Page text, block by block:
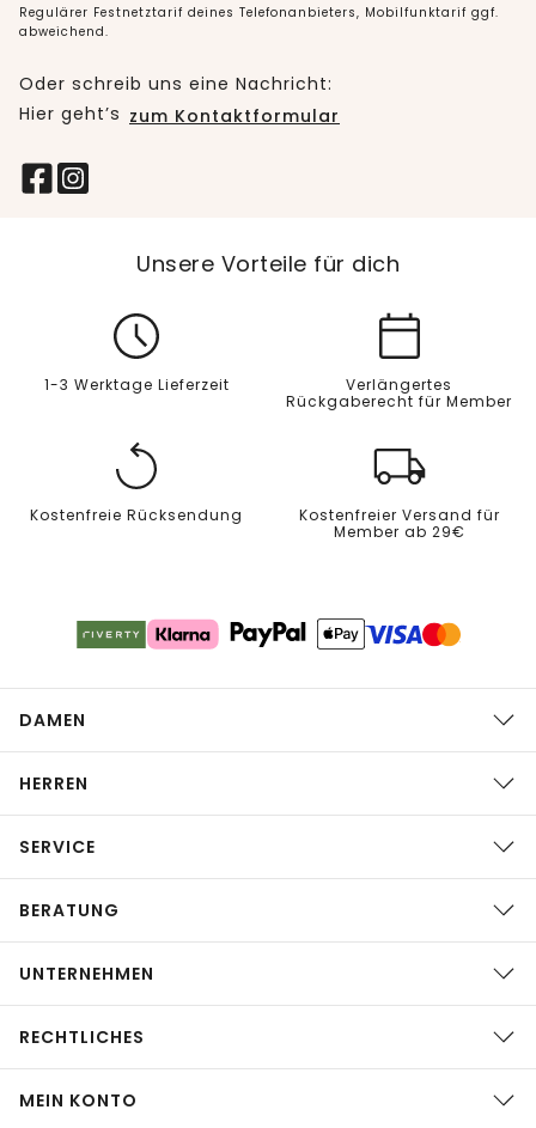
Regulärer Festnetztarif deines Telefonanbieters, Mobilfunktarif ggf.
abweichend.
Oder schreib uns eine Nachricht:
Hier geht’s zum Kontaktformular
Unsere Vorteile für dich
1-3 Werktage Lieferzeit
Verlängertes
Rückgaberecht für Member
Kostenfreie Rücksendung
Kostenfreier Versand für
Member ab 29€
DAMEN
HERREN
SERVICE
BERATUNG
UNTERNEHMEN
RECHTLICHES
MEIN KONTO